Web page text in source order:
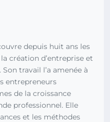
depuis huit ans les
création d’entreprise et
travail l’a amenée à
entrepreneurs
de la croissance
professionnel. Elle
et les méthodes